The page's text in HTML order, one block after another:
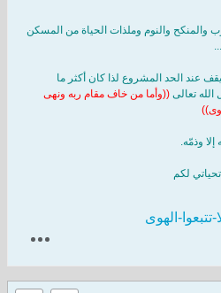
والمنكح والنوم وملذات الحياة من المسكن
عند الحد المشروع لذا كان أكثر ما
تعالى ((وأما من خاف مقام ربه ونهى
وذمّه.
لكم
تتبعوا-الهوى